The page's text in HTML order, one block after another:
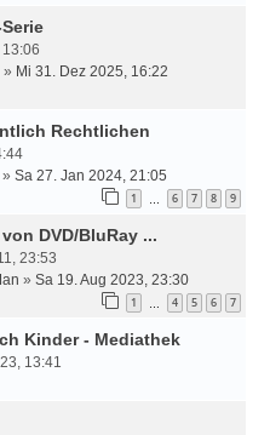
» Mi 31. Dez 2025, 16:22
Rechtlichen
» Sa 27. Jan 2024, 21:05
1 6 7 8 9
DVD/BluRay ...
23:53
» Sa 19. Aug 2023, 23:30
1 4 5 6 7
Kinder - Mediathek
13:41